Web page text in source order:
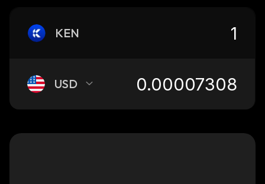
KEN
USD